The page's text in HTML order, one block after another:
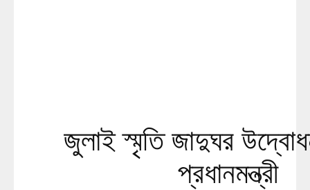
জুলাই স্মৃতি জাদুঘর
প্রধানমন্ত্রী